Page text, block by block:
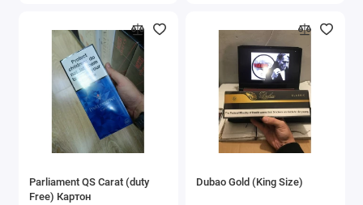
Parliament QS Carat (duty
Free) Картон
Dubao Gold (King Size)
Купить
Купить